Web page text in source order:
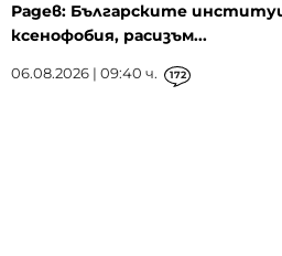
Радев: Българските
ксенофобия, расизъм...
06.08.2026 | 09:40 ч. 172